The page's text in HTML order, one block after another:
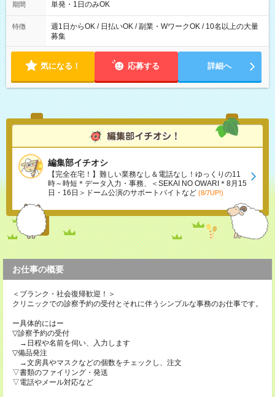
可能です！ ※1日あたりの最大実働時間は日勤、夜勤共に勤務し
期間 単発・1日のみOK
特徴
週1日からOK / 日払いOK / 副業・WワークOK / 10名以上の大量
募集
気になる！ 応募する 詳細へ
編集部イチオシ
【完全在宅！】難しい業務なし＆電話なし！ゆっくりの11
時～時短＊データ入力・事務、＜SEKAI NO OWARI＊8月15
日・16日＞ドーム公演のサポートバイトなど (8/7UP!)
お仕事の概要
＜ブランク・社会復帰歓迎！＞
クリニックでの診察予約の受付とそれに伴うシンプルな事務のお仕事です。
ー具体的にはー
▽診察予約の受付
→日程や名前を伺い、入力します
▽備品発注
→文房具やマスクなどの個数をチェックし、注文
▽書類のファイリング・発送
▽電話やメール対応など